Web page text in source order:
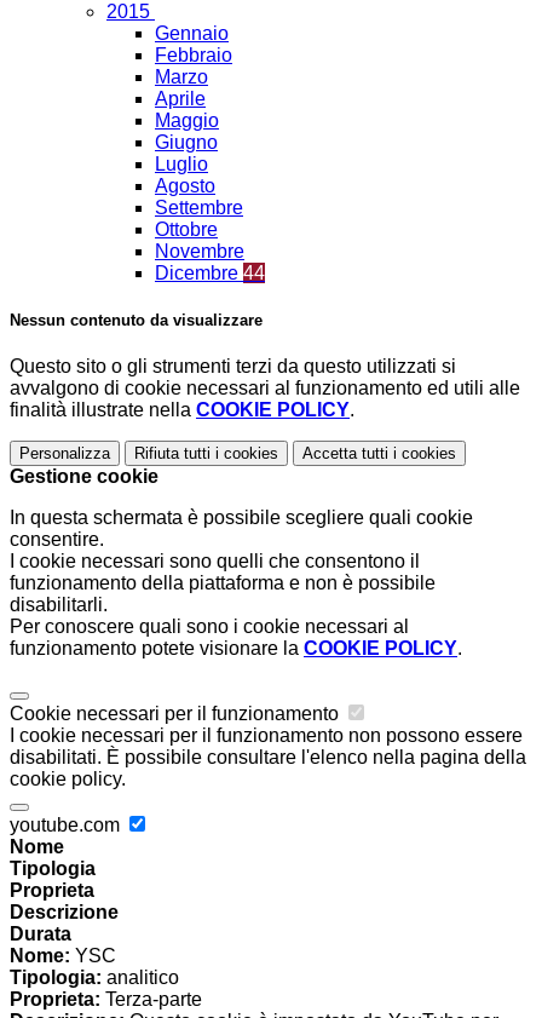
2015
Gennaio
Febbraio
Marzo
Aprile
Maggio
Giugno
Luglio
Agosto
Settembre
Ottobre
Novembre
Dicembre 44
Nessun contenuto da visualizzare
Questo sito o gli strumenti terzi da questo utilizzati si
avvalgono di cookie necessari al funzionamento ed utili alle
finalità illustrate nella COOKIE POLICY.
Personalizza Rifiuta tutti i cookies Accetta tutti i cookies
Gestione cookie
In questa schermata è possibile scegliere quali cookie
consentire.
I cookie necessari sono quelli che consentono il
funzionamento della piattaforma e non è possibile
disabilitarli.
Per conoscere quali sono i cookie necessari al
funzionamento potete visionare la COOKIE POLICY.
Cookie necessari per il funzionamento
I cookie necessari per il funzionamento non possono essere
disabilitati. È possibile consultare l'elenco nella pagina della
cookie policy.
youtube.com
Nome
Tipologia
Proprieta
Descrizione
Durata
Nome: YSC
Tipologia: analitico
Proprieta: Terza-parte